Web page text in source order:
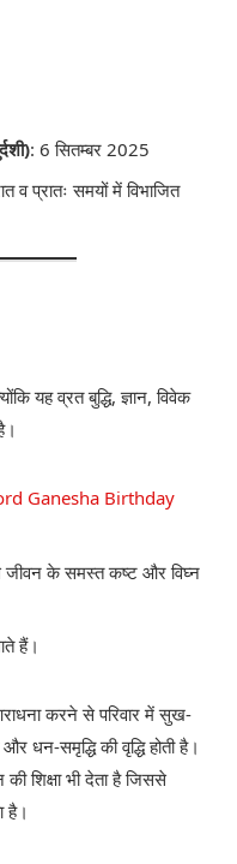
: 6 सितम्बर 2025
व प्रातः समयों में विभाजित
यह व्रत बुद्धि, ज्ञान, विवेक
Ganesha Birthday
के समस्त कष्ट और विघ्न
हैं।
करने से परिवार में सुख-
धन-समृद्धि की वृद्धि होती है।
शिक्षा भी देता है जिससे
है।